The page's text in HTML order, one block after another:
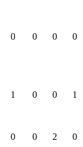
0 0 0
0
1 0 0
1
0 0 2
0